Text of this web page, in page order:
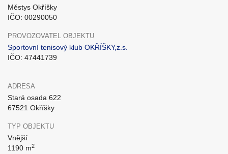
Městys Okříšky
IČO: 00290050
PROVOZOVATEL OBJEKTU
Sportovní tenisový klub OKŘÍŠKY,z.s.
IČO: 47441739
ADRESA
Stará osada 622
67521 Okříšky
TYP OBJEKTU
Vnější
1190 m2